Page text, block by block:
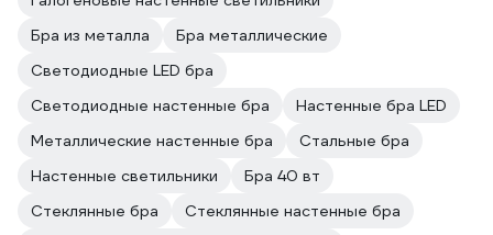
Бра из металла
Бра металлические
Светодиодные LED бра
Светодиодные настенные бра
Настенные бра LED
Металлические настенные бра
Стальные бра
Настенные светильники
Бра 40 вт
Стеклянные бра
Стеклянные настенные бра